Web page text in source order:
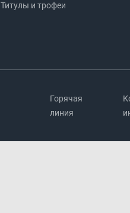
Титулы и трофеи
Горячая
линия